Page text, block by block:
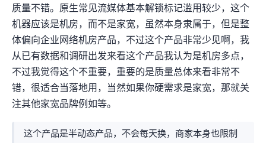
IP质量不错。原生IP+常见流媒体基本解锁+标记滥用较少，这个
机器应该是机房IP，而不是家宽IP，虽然本身隶属于[[HKBN]]，但是整
体偏向企业网络机房产品，不过这个产品非常少见啊，我
从已有数据和调研出发来看这个产品我认为是机房IP多点，
不过我觉得这个不重要，重要的是IP质量总体来看非常不
错，很适合当落地用，当然如果你硬需求是家宽，那就关
注其他家宽品牌例如[[HKT]]等。
这个产品是半动态产品，不会每天换，商家本身也限制